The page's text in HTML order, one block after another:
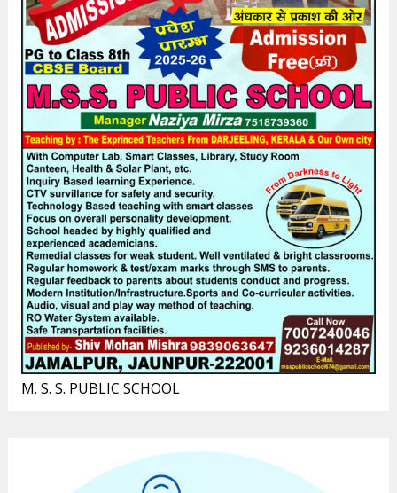
M. S. S. PUBLIC SCHOOL